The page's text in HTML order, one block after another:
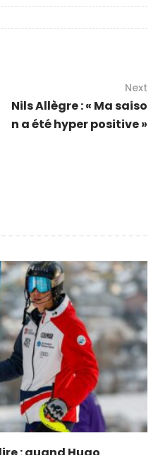
Next
Nils Allègre : « Ma saiso
n a été hyper positive »